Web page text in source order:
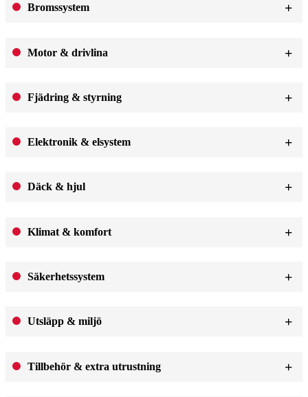
Bromssystem
Motor & drivlina
Fjädring & styrning
Elektronik & elsystem
Däck & hjul
Klimat & komfort
Säkerhetssystem
Utsläpp & miljö
Tillbehör & extra utrustning